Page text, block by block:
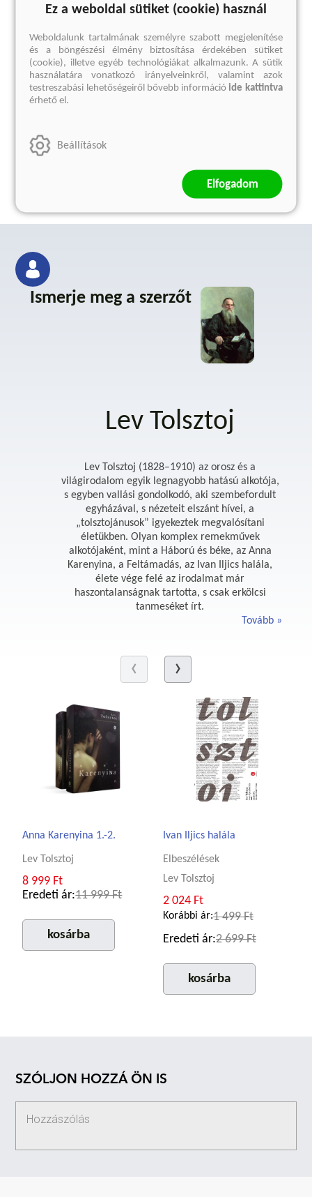
világháborúban
Szvetlana Alekszijevics
Kötött ár:
5 399 Ft
Eredeti ár:5 999 Ft
3 599 Ft
Eredeti ár:3 999 Ft
előrendelem
Ismerje meg a szerzőt
Lev Tolsztoj
Lev Tolsztoj (1828–1910) az orosz és a
világirodalom egyik legnagyobb hatású alkotója,
s egyben vallási gondolkodó, aki szembefordult
egyházával, s nézeteit elszánt hívei, a
„tolsztojánusok” igyekeztek megvalósítani
életükben. Olyan komplex remekművek
alkotójaként, mint a Háború és béke, az Anna
Karenyina, a Feltámadás, az Ivan Iljics halála,
élete vége felé az irodalmat már
haszontalanságnak tartotta, s csak erkölcsi
tanmeséket írt.
Tovább
Anna Karenyina 1.-2.
Lev Tolsztoj
8 999 Ft
Eredeti ár:11 999 Ft
kosárba
Ivan Iljics halála
Elbeszélések
Lev Tolsztoj
2 024 Ft
Korábbi ár:1 499 Ft
Eredeti ár:2 699 Ft
kosárba
SZÓLJON HOZZÁ ÖN IS
Ez a weboldal sütiket (cookie) használ
Weboldalunk tartalmának személyre szabott megjelenítése
és a böngészési élmény biztosítása érdekében sütiket
(cookie), illetve egyéb technológiákat alkalmazunk. A sütik
használatára vonatkozó irányelveinkről, valamint azok
testreszabási lehetőségeiről bővebb információide kattintva
érhető el.
Beállítások
Elfogadom